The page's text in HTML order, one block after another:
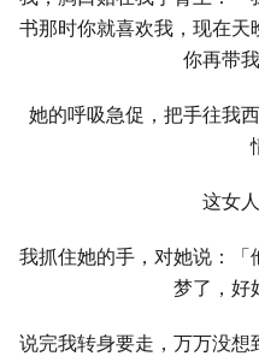
书那时你就喜欢我，现在
你再带
她的呼吸急促，把手往我
这女
我抓住她的手，对她说：
梦了，好
说完我转身要走，万万没想